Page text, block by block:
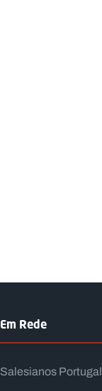
Em Rede
Salesianos Portugal